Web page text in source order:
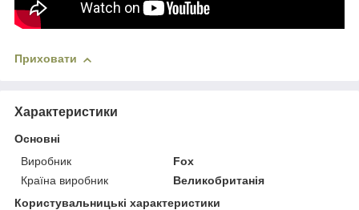
Приховати
Характеристики
Основні
Виробник
Fox
Країна виробник
Великобританія
Користувальницькі характеристики